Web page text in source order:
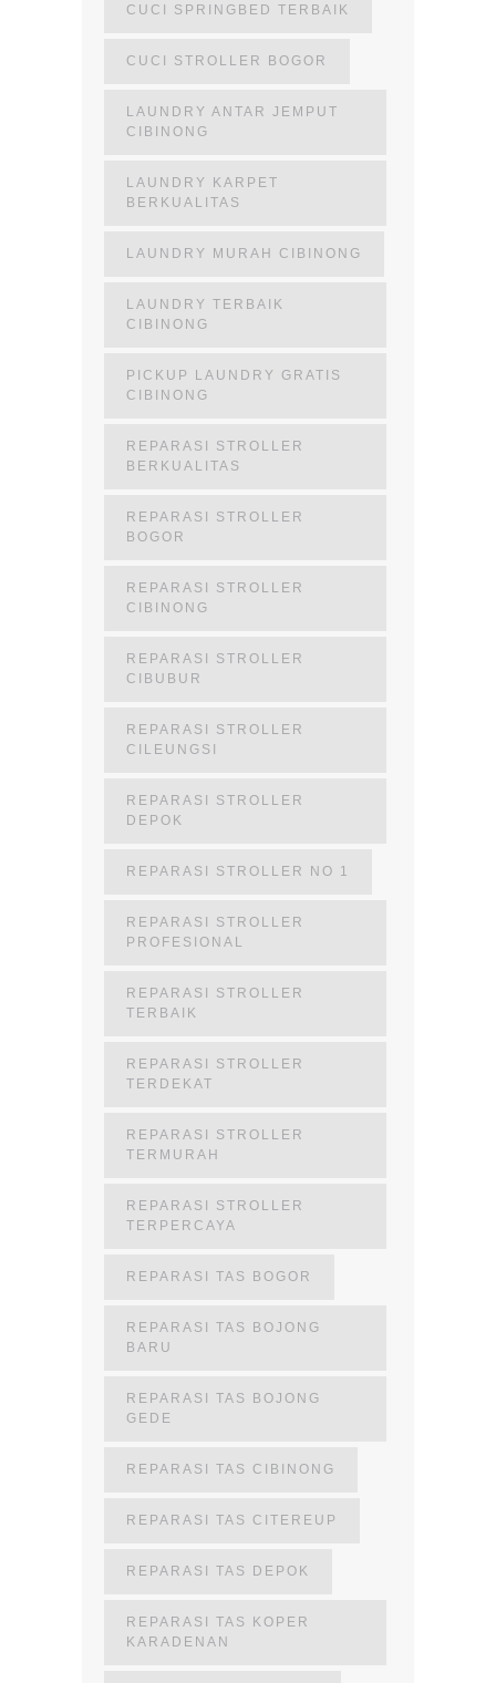
CUCI SPRINGBED TERBAIK
CUCI STROLLER BOGOR
LAUNDRY ANTAR JEMPUT
CIBINONG
LAUNDRY KARPET
BERKUALITAS
LAUNDRY MURAH CIBINONG
LAUNDRY TERBAIK
CIBINONG
PICKUP LAUNDRY GRATIS
CIBINONG
REPARASI STROLLER
BERKUALITAS
REPARASI STROLLER
BOGOR
REPARASI STROLLER
CIBINONG
REPARASI STROLLER
CIBUBUR
REPARASI STROLLER
CILEUNGSI
REPARASI STROLLER
DEPOK
REPARASI STROLLER NO 1
REPARASI STROLLER
PROFESIONAL
REPARASI STROLLER
TERBAIK
REPARASI STROLLER
TERDEKAT
REPARASI STROLLER
TERMURAH
REPARASI STROLLER
TERPERCAYA
REPARASI TAS BOGOR
REPARASI TAS BOJONG
BARU
REPARASI TAS BOJONG
GEDE
REPARASI TAS CIBINONG
REPARASI TAS CITEREUP
REPARASI TAS DEPOK
REPARASI TAS KOPER
KARADENAN